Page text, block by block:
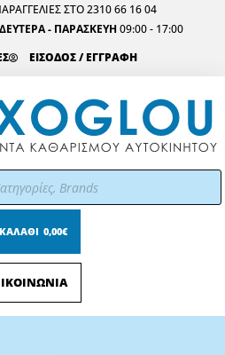
ΣΤΟ 2310 66 16 04
ΔΕΥΤΕΡΑ - ΠΑΡΑΣΚΕΥΗ 09:00 - 17:00
ΕΙΣΟΔΟΣ / ΕΓΓΡΑΦΗ
ΚΑΛΑΘΙ 0,00€